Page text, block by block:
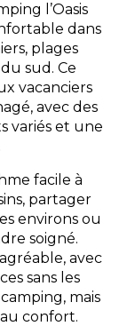
l’Oasis
dans
plages
sud. Ce
vacanciers
avec des
variés et une
facile à
partager
environs ou
soigné.
avec
sans les
mais
confort.